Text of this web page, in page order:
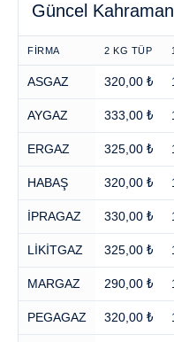
Güncel
FİRMA 2 KG TÜP
ASGAZ 320,00 ₺
AYGAZ 333,00 ₺
ERGAZ 325,00 ₺
HABAŞ 320,00 ₺
İPRAGAZ 330,00 ₺
LİKİTGAZ 325,00 ₺
MARGAZ 290,00 ₺
PEGAGAZ 320,00 ₺